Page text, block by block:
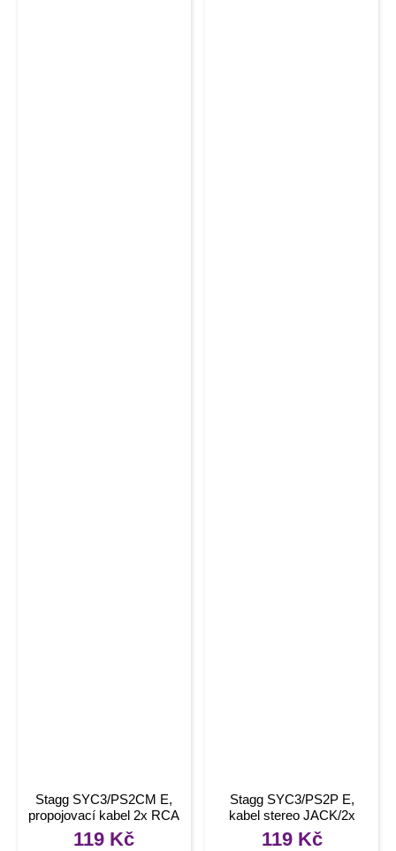
Stagg SYC3/PS2CM E,
propojovací kabel 2x RCA
– Jack 6,3 mm stereo, 3m
119 Kč
Stagg SYC3/PS2P E,
kabel stereo JACK/2x
JACK, 3m
119 Kč